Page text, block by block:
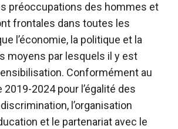
préoccupations des hommes et
frontales dans toutes les
l’économie, la politique et la
moyens par lesquels il y est
Conformément au
2024 pour l’égalité des
l’organisation
et le partenariat avec le